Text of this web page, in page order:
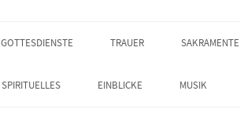
GOTTESDIENSTE TRAUER SAKRAMENTE
SPIRITUELLES EINBLICKE MUSIK